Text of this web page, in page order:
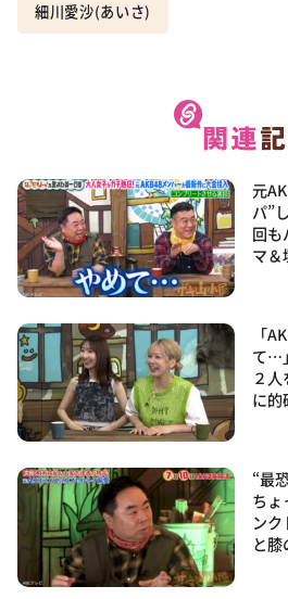
細川愛沙(あいさ)
元
パ”
回も
マ＆
「
て…
２
に的
“最
ち
ン
と